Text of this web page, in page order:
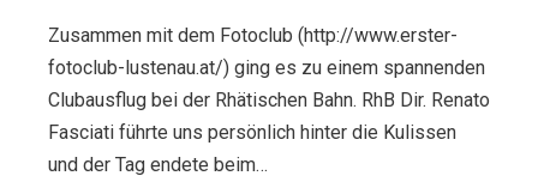
Zusammen mit dem Fotoclub (http://www.erster-
fotoclub-lustenau.at/) ging es zu einem spannenden
Clubausflug bei der Rhätischen Bahn. RhB Dir. Renato
Fasciati führte uns persönlich hinter die Kulissen
und der Tag endete beim…